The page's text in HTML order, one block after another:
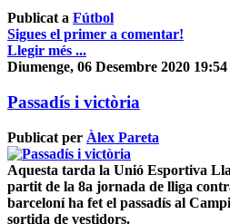
Publicat a Fútbol
Sigues el primer a comentar!
Llegir més ...
Diumenge, 06 Desembre 2020 19:54
Passadís i victòria
Publicat per Àlex Pareta
Aquesta tarda la Unió Esportiva
partit de la 8a jornada de lliga
barceloní ha fet el passadís al
sortida de vestidors.